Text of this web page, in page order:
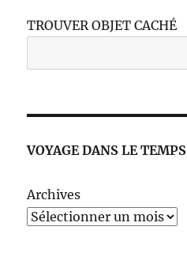
TROUVER OBJET CACHÉ
VOYAGE DANS LE TEMPS
Archives